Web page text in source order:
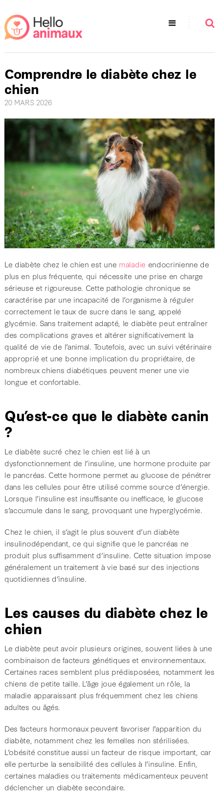
Comprendre le diabète chez le
chien
20 MARS 2026
Le diabète chez le chien est une maladie endocrinienne de
plus en plus fréquente, qui nécessite une prise en charge
sérieuse et rigoureuse. Cette pathologie chronique se
caractérise par une incapacité de l’organisme à réguler
correctement le taux de sucre dans le sang, appelé
glycémie. Sans traitement adapté, le diabète peut entraîner
des complications graves et altérer significativement la
qualité de vie de l’animal. Toutefois, avec un suivi vétérinaire
approprié et une bonne implication du propriétaire, de
nombreux chiens diabétiques peuvent mener une vie
longue et confortable.
Qu’est-ce que le diabète canin
?
Le diabète sucré chez le chien est lié à un
dysfonctionnement de l’insuline, une hormone produite par
le pancréas. Cette hormone permet au glucose de pénétrer
dans les cellules pour être utilisé comme source d’énergie.
Lorsque l’insuline est insuffisante ou inefficace, le glucose
s’accumule dans le sang, provoquant une hyperglycémie.
Chez le chien, il s’agit le plus souvent d’un diabète
insulinodépendant, ce qui signifie que le pancréas ne
produit plus suffisamment d’insuline. Cette situation impose
généralement un traitement à vie basé sur des injections
quotidiennes d’insuline.
Les causes du diabète chez le
chien
Le diabète peut avoir plusieurs origines, souvent liées à une
combinaison de facteurs génétiques et environnementaux.
Certaines races semblent plus prédisposées, notamment les
chiens de petite taille. L’âge joue également un rôle, la
maladie apparaissant plus fréquemment chez les chiens
adultes ou âgés.
Des facteurs hormonaux peuvent favoriser l’apparition du
diabète, notamment chez les femelles non stérilisées.
L’obésité constitue aussi un facteur de risque important, car
elle perturbe la sensibilité des cellules à l’insuline. Enfin,
certaines maladies ou traitements médicamenteux peuvent
déclencher un diabète secondaire.